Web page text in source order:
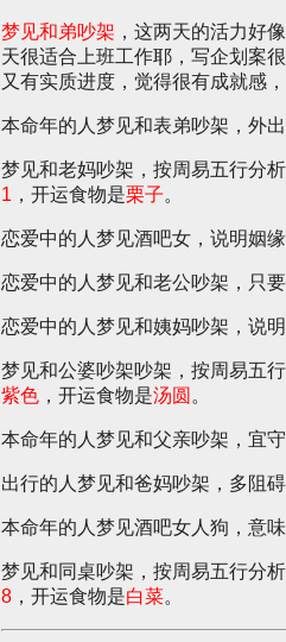
梦见和弟吵架 ，这两天的活力好
天很适合上班工作耶，写企划案
又有实质进度，觉得很有成就感
本命年的人梦见和表弟吵架，外
梦见和老妈吵架，按周易五行分
1 ，开运食物是栗子。
恋爱中的人梦见酒吧女，说明姻
恋爱中的人梦见和老公吵架，只
恋爱中的人梦见和姨妈吵架，说
梦见和公婆吵架吵架，按周易五
紫色 ，开运食物是汤圆 。
本命年的人梦见和父亲吵架，宜
出行的人梦见和爸妈吵架，多阻碍
本命年的人梦见酒吧女人狗，意
梦见和同桌吵架，按周易五行分
8 ，开运食物是白菜。